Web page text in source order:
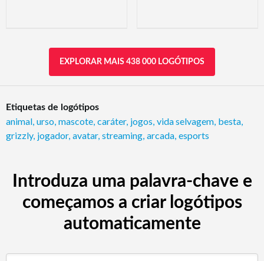
EXPLORAR MAIS 438 000 LOGÓTIPOS
Etiquetas de logótipos
animal urso mascote caráter, jogos vida selvagem besta
grizzly, jogador, avatar, streaming arcada esports
Introduza uma palavra-chave e
começamos a criar logótipos
automaticamente